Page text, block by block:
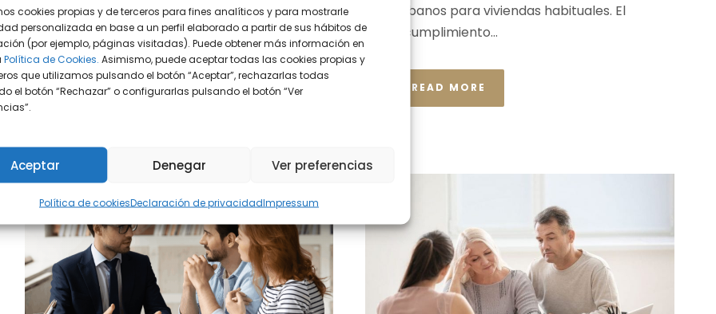
cookies propias y de terceros para fines analíticos y para mostrarle
personalizada en base a un perfil elaborado a partir de sus hábitos de
(por ejemplo, páginas visitadas). Puede obtener más información en
Política de Cookies. Asimismo, puede aceptar todas las cookies propias y
que utilizamos pulsando el botón “Aceptar”, rechazarlas todas
el botón “Rechazar” o configurarlas pulsando el botón “Ver
Aceptar Denegar Ver preferencias
Política de cookiesDeclaración de privacidadImpressum
READ MORE
Urbanos para viviendas habituales. El
incumplimiento...
READ MORE